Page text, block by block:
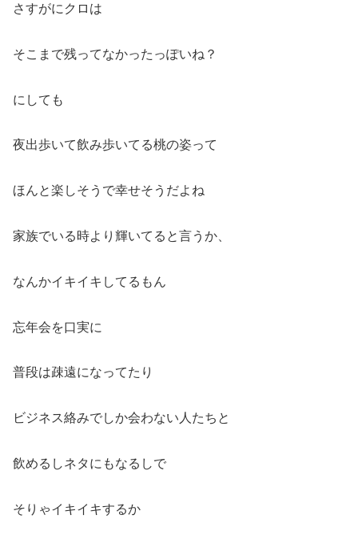
さすがにクロは
そこまで残ってなかったっぽいね？
にしても
夜出歩いて飲み歩いてる桃の姿って
ほんと楽しそうで幸せそうだよね
家族でいる時より輝いてると言うか、
なんかイキイキしてるもん
忘年会を口実に
普段は疎遠になってたり
ビジネス絡みでしか会わない人たちと
飲めるしネタにもなるしで
そりゃイキイキするか